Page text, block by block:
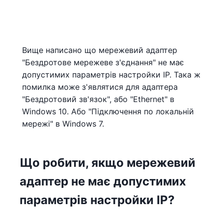
Вище написано що мережевий адаптер
"Бездротове мережеве з'єднання" не має
допустимих параметрів настройки IP. Така ж
помилка може з'являтися для адаптера
"Бездротовий зв'язок", або "Ethernet" в
Windows 10. Або "Підключення по локальній
мережі" в Windows 7.
Що робити, якщо мережевий
адаптер не має допустимих
параметрів настройки IP?